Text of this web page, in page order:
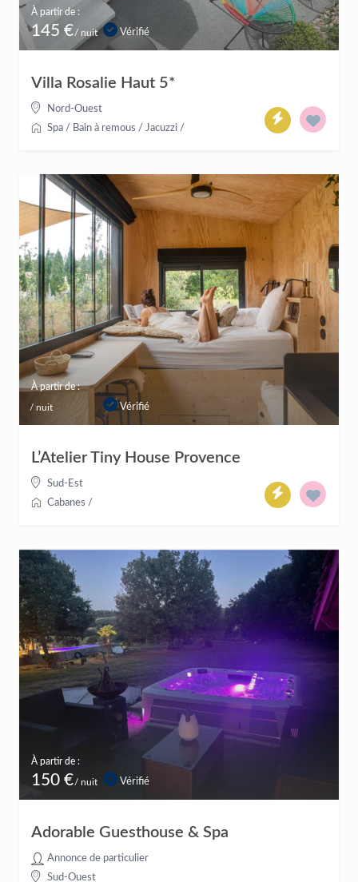
À partir de :
145 €/ nuit Vérifié
Villa Rosalie Haut 5*
Nord-Ouest
Spa / Bain à remous / Jacuzzi /
À partir de :
/ nuit Vérifié
L’Atelier Tiny House Provence
Sud-Est
Cabanes /
À partir de :
150 €/ nuit Vérifié
Adorable Guesthouse & Spa
Annonce de particulier
Sud-Ouest